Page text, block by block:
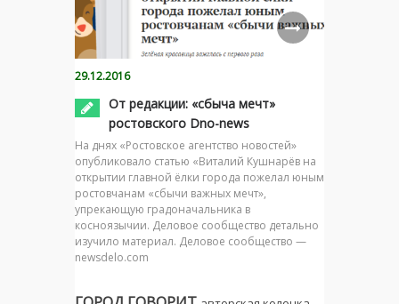
29.12.2016
От редакции: «сбыча мечт»
ростовского Dno-news
На днях «Ростовское агентство новостей»
опубликовало статью «Виталий Кушнарёв на
открытии главной ёлки города пожелал юным
ростовчанам «сбычи важных мечт»,
упрекающую градоначальника в
косноязычии. Деловое сообщество детально
изучило материал. Деловое сообщество —
newsdelo.com